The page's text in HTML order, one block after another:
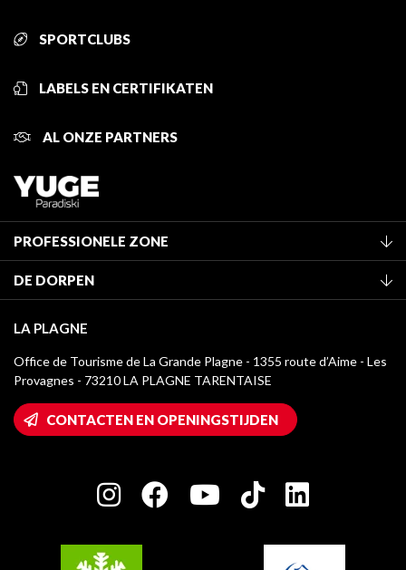
SPORTCLUBS
LABELS EN CERTIFIKATEN
AL ONZE PARTNERS
PROFESSIONELE ZONE
Classificatie van de gemeubileerde accommodaties
Verblijfstaks
Mediatheek
La Plagne logo's
Wifi toegang
Huis van de eigenaar
Charter van toegewijde spelers
DE DORPEN
Montchavin - Les Coches
Champagny-en-Vanoise
Plagne 1800
Plagne Villages
LA PLAGNE
Office de Tourisme de La Grande Plagne - 1355 route d’Aime - Les
Provagnes - 73210 LA PLAGNE TARENTAISE
CONTACTEN EN OPENINGSTIJDEN